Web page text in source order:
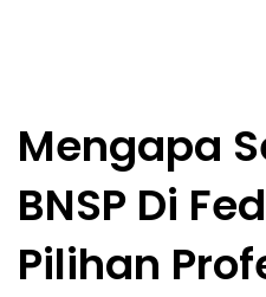
Mengapa
BNSP Di
Pilihan